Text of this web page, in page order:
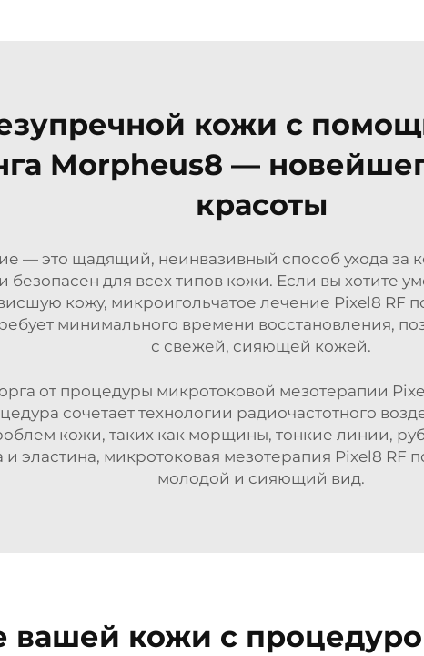
кожи с
Morpheus8 —
красоты
— это щадящий, неинвазивный способ ухода за
для всех типов кожи. Если вы хотите
кожу, микроигольчатое лечение Pixel8 RF
минимального времени восстановления,
с свежей, сияющей кожей.
от процедуры микротоковой мезотерапии
сочетает технологии радиочастотного
кожи, таких как морщины, тонкие линии,
эластина, микротоковая мезотерапия Pixel8 RF
молодой и сияющий вид.
вашей кожи с